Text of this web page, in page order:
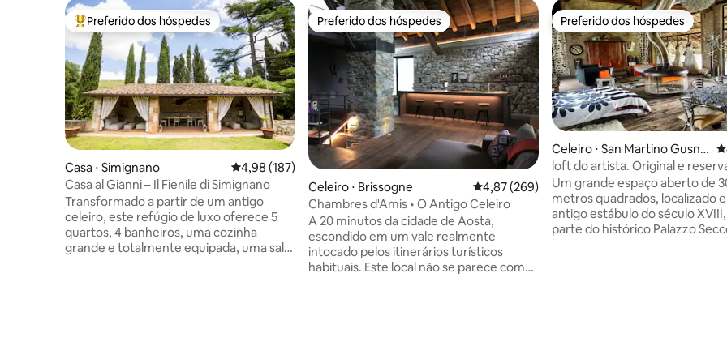
Entre os melhores preferidos dos hóspedes
Preferido dos hóspedes
Casa ⋅ Simignano 4,98 de uma avaliação média de 5, 187 avaliações
4,98 (187)
Casa al Gianni – Il Fienile di Simignano
Transformado a partir de um antigo
celeiro, este refúgio de luxo oferece 5
quartos, 4 banheiros, uma cozinha
grande e totalmente equipada, uma sala
Preferido dos hóspedes
Preferido dos hóspedes
Celeiro ⋅ Brissogne 4,87 de uma avaliação média de 5, 269
4,87 (269)
Chambres d'Amis • O Antigo Celeiro
A 20 minutos da cidade de Aosta,
escondido em um vale realmente
intocado pelos itinerários turísticos
habituais. Este local não se parece com
Preferido dos hóspedes
Preferido dos hóspedes
Celeiro ⋅ San Martino Gusna
go
loft do artista. Original e
Um grande espaço aberto de
metros quadrados, localizado
antigo estábulo do século
parte do histórico Palazzo